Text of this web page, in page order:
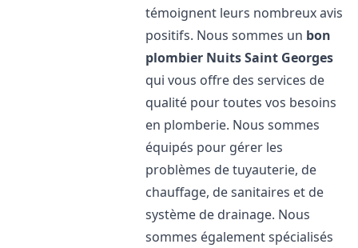
témoignent leurs nombreux avis
positifs. Nous sommes un bon
plombier Nuits Saint Georges
qui vous offre des services de
qualité pour toutes vos besoins
en plomberie. Nous sommes
équipés pour gérer les
problèmes de tuyauterie, de
chauffage, de sanitaires et de
système de drainage. Nous
sommes également spécialisés